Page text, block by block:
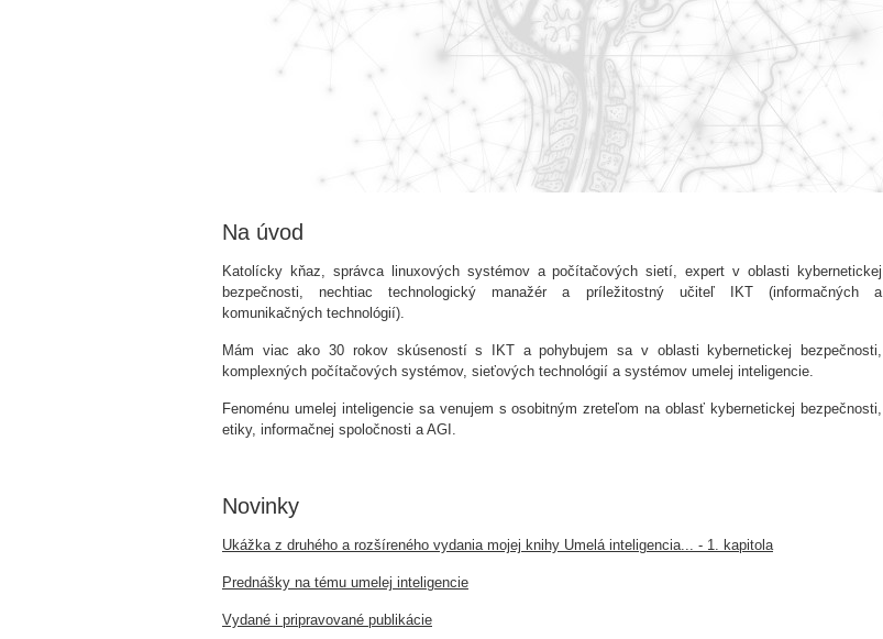
Na úvod
Katolícky kňaz, správca linuxových systémov a počítačových sietí, expert v oblasti kybernetickej
bezpečnosti, nechtiac technologický manažér a príležitostný učiteľ IKT (informačných a
komunikačných technológií).
Mám viac ako 30 rokov skúseností s IKT a pohybujem sa v oblasti kybernetickej bezpečnosti,
komplexných počítačových systémov, sieťových technológií a systémov umelej inteligencie.
Fenoménu umelej inteligencie sa venujem s osobitným zreteľom na oblasť kybernetickej bezpečnosti,
etiky, informačnej spoločnosti a AGI.
Novinky
Ukážka z druhého a rozšíreného vydania mojej knihy Umelá inteligencia... - 1. kapitola
Prednášky na tému umelej inteligencie
Vydané i pripravované publikácie